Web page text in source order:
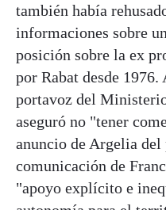
también había
informaciones sobre
posición sobre la ex
por Rabat desde 1976.
portavoz del
aseguró no "tener
anuncio de Argelia del
comunicación de
"apoyo explícito e